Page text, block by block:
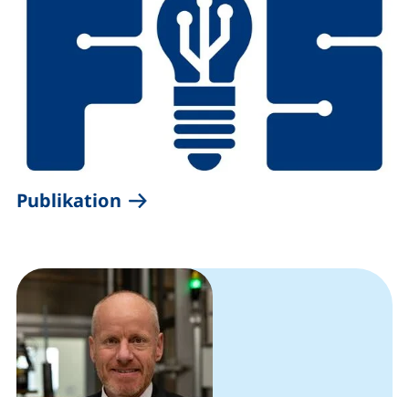
Publikation (externer Link, öffnet neues